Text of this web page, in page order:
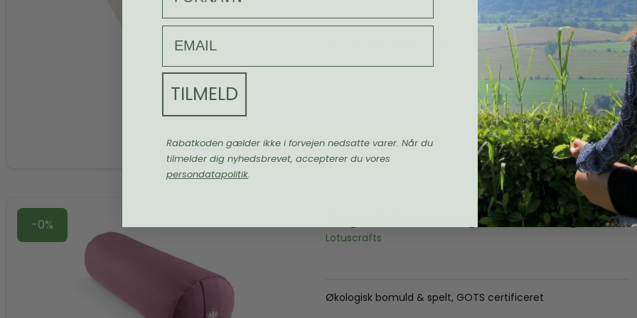
-0% Yoga Pølle, økologisk - Aubergine
Lotuscrafts
Økologisk bomuld & spelt, GOTS certificeret
TILMELD
Rabatkoden gælder ikke i forvejen nedsatte varer. Når du
tilmelder dig nyhedsbrevet, accepterer du vores
persondatapolitik.